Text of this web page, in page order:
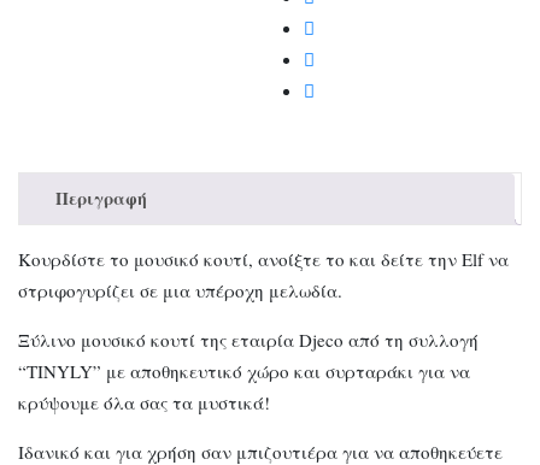
Περιγραφή
Κουρδίστε το μουσικό κουτί, ανοίξτε το και δείτε την Elf να
στριφογυρίζει σε μια υπέροχη μελωδία.
Ξύλινο μουσικό κουτί της εταιρία Djeco από τη συλλογή
“TINYLY” με αποθηκευτικό χώρο και συρταράκι για να
κρύψουμε όλα σας τα μυστικά!
Ιδανικό και για χρήση σαν μπιζουτιέρα για να αποθηκεύετε